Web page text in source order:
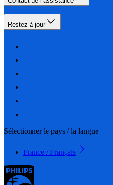
Restez à jour
Sélectionner le pays / la langue
France / Français